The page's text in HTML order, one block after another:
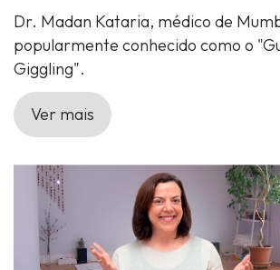
Dr. Madan Kataria, médico de
popularmente conhecido como o
Giggling".
Ver mais